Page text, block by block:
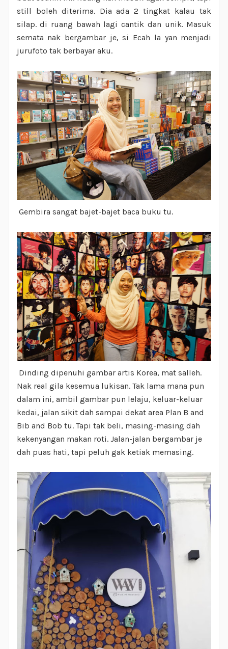
still boleh diterima. Dia ada 2 tingkat kalau tak
silap. di ruang bawah lagi cantik dan unik. Masuk
semata nak bergambar je, si Ecah la yan menjadi
jurufoto tak berbayar aku.
Gembira sangat bajet-bajet baca buku tu.
Dinding dipenuhi gambar artis Korea, mat salleh.
Nak real gila kesemua lukisan. Tak lama mana pun
dalam ini, ambil gambar pun lelaju, keluar-keluar
kedai, jalan sikit dah sampai dekat area Plan B and
Bib and Bob tu. Tapi tak beli, masing-masing dah
kekenyangan makan roti. Jalan-jalan bergambar je
dah puas hati, tapi peluh gak ketiak memasing.